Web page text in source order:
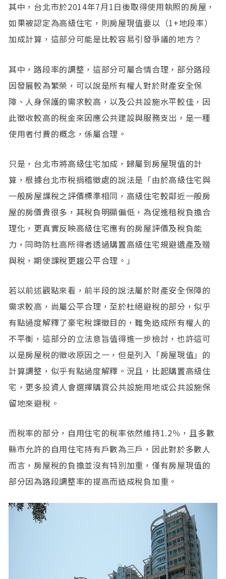
其中，台北市於2014年7月1日後取得使用執照的房屋，
如果被認定為高級住宅，則房屋現值要以（1+地段率）
加成計算，這部分可能是比較容易引發爭議的地方？
其中，路段率的調整，這部分可屬合情合理，部分路段
因發展較為繁榮，可以說是所有權人對於財產安全保
障、人身保護的需求較高，以及公共設施水平較佳，因
此徵收較高的稅金來因應公共建設與服務支出，是一種
使用者付費的概念，係屬合理。
只是，台北市將高級住宅加成，歸屬到房屋現值的計
算，根據台北市稅捐稽徵處的說法是「由於高級住宅與
一般房屋課稅之評價標準相同，高級住宅較鄰近一般房
屋的房價貴很多，其稅負明顯偏低，為促進租稅負擔合
理化，更真實反映高級住宅應有的房屋評價及稅負能
力，同時防杜高所得者透過購置高級住宅規避遺產及贈
與稅，期使課稅更趨公平合理。」
若以前述觀點來看，前半段的說法屬於財產安全保障的
需求較高，尚屬公平合理，至於杜絕避稅的部分，似乎
有點過度解釋了豪宅稅課徵目的，難免造成所有權人的
不平衡，這部分的立法意旨值得進一步檢討，也許這可
以是房屋稅的徵收原因之一，但是列入「房屋現值」的
計算調整，似乎有點過度解釋。況且，比起購置高級住
宅，更多投資人會選擇購買公共設施用地或公共設施保
留地來避稅。
而稅率的部分，自用住宅的稅率依然維持1.2％，且多數
縣市允許的自用住宅持有戶數為三戶，因此對於多數人
而言，房屋稅的負擔並沒有特別加重，僅有房屋現值的
部分因為路段調整率的提高而造成稅負加重。